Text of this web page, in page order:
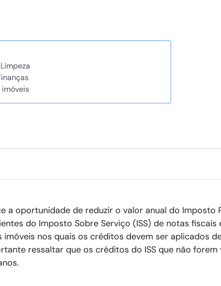
a oportunidade de reduzir o valor anual do Imposto
do Imposto Sobre Serviço (ISS) de notas fiscais
nos quais os créditos devem ser aplicados
ressaltar que os créditos do ISS que não